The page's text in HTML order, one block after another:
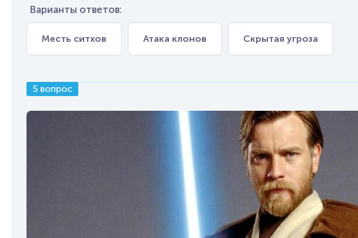
Варианты ответов:
Месть ситхов Атака клонов Скрытая угроза
5 вопрос